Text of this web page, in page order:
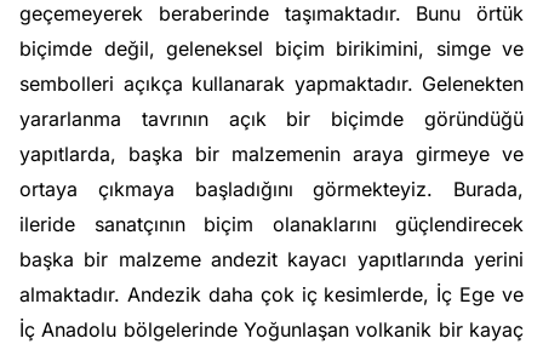
geçemeyerek beraberinde taşımaktadır. Bunu örtük
biçimde değil, geleneksel biçim birikimini, simge ve
sembolleri açıkça kullanarak yapmaktadır. Gelenekten
yararlanma tavrının açık bir biçimde göründüğü
yapıtlarda, başka bir malzemenin araya girmeye ve
ortaya çıkmaya başladığını görmekteyiz. Burada,
ileride sanatçının biçim olanaklarını güçlendirecek
başka bir malzeme andezit kayacı yapıtlarında yerini
almaktadır. Andezik daha çok iç kesimlerde, İç Ege ve
İç Anadolu bölgelerinde Yoğunlaşan volkanik bir kayaç